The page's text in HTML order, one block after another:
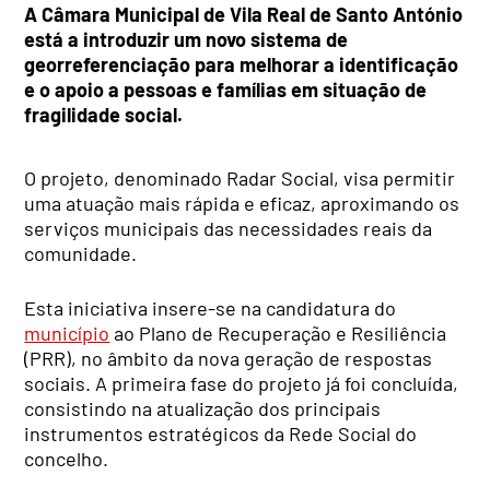
A Câmara Municipal de Vila Real de Santo António
está a introduzir um novo sistema de
georreferenciação para melhorar a identificação
e o apoio a pessoas e famílias em situação de
fragilidade social.
O projeto, denominado Radar Social, visa permitir
uma atuação mais rápida e eficaz, aproximando os
serviços municipais das necessidades reais da
comunidade.
Esta iniciativa insere-se na candidatura do
município ao Plano de Recuperação e Resiliência
(PRR), no âmbito da nova geração de respostas
sociais. A primeira fase do projeto já foi concluída,
consistindo na atualização dos principais
instrumentos estratégicos da Rede Social do
concelho.